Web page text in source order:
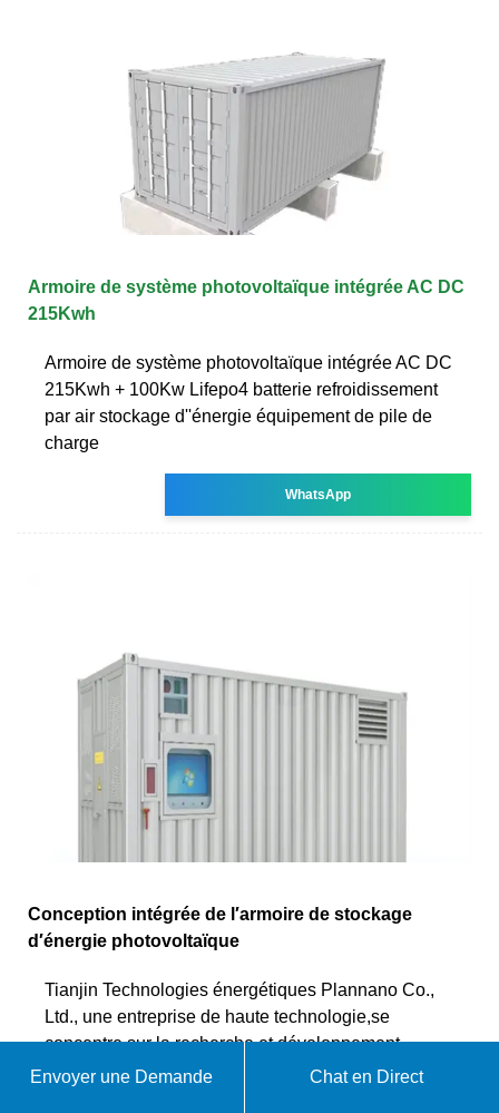
Armoire de système photovoltaïque intégrée AC DC
215Kwh
Armoire de système photovoltaïque intégrée AC DC
215Kwh + 100Kw Lifepo4 batterie refroidissement
par air stockage d''énergie équipement de pile de
charge
WhatsApp
Conception intégrée de l′armoire de stockage
d′énergie photovoltaïque
Tianjin Technologies énergétiques Plannano Co.,
Ltd., une entreprise de haute technologie,se
concentre sur la recherche et développement,
fabrication,Marketing et service technique des
Envoyer une Demande Chat en Direct